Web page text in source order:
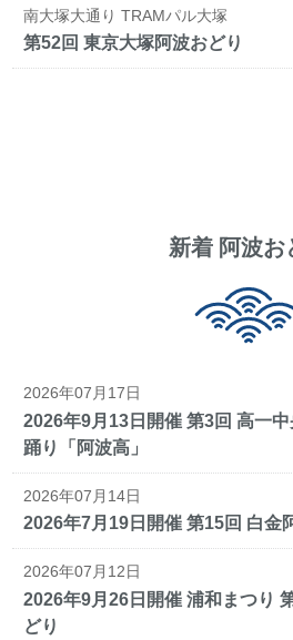
南大塚大通り TRAMパル大塚
第52回 東京大塚阿波おどり
新着 阿波お
2026年07月17日
2026年9月13日開催 第3回 高一
踊り「阿波高」
2026年07月14日
2026年7月19日開催 第15回 白金
2026年07月12日
2026年9月26日開催 浦和まつり
どり